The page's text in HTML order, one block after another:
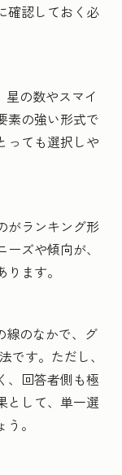
確認しておく必
星の数やスマイ
素の強い形式で
っても選択しや
がランキング形
ズや傾向が、
ます。
線のなかで、グ
です。ただし、
、回答者側も極
として、単一選
。